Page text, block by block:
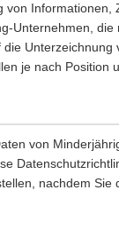
Unternehmen,
je nach Position
von
nachdem